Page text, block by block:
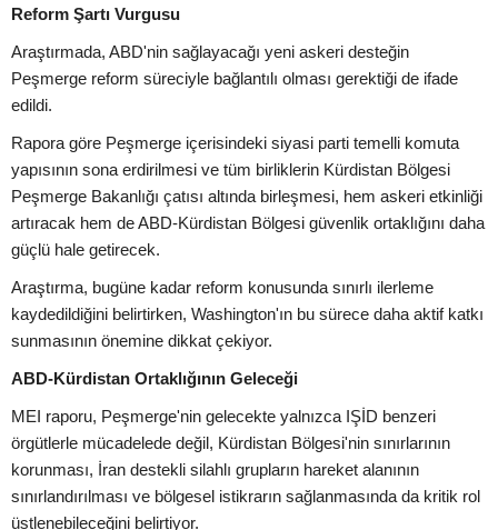
Reform Şartı Vurgusu
Araştırmada, ABD'nin sağlayacağı yeni askeri desteğin
Peşmerge reform süreciyle bağlantılı olması gerektiği de ifade
edildi.
Rapora göre Peşmerge içerisindeki siyasi parti temelli komuta
yapısının sona erdirilmesi ve tüm birliklerin Kürdistan Bölgesi
Peşmerge Bakanlığı çatısı altında birleşmesi, hem askeri etkinliği
artıracak hem de ABD-Kürdistan Bölgesi güvenlik ortaklığını daha
güçlü hale getirecek.
Araştırma, bugüne kadar reform konusunda sınırlı ilerleme
kaydedildiğini belirtirken, Washington'ın bu sürece daha aktif katkı
sunmasının önemine dikkat çekiyor.
ABD-Kürdistan Ortaklığının Geleceği
MEI raporu, Peşmerge'nin gelecekte yalnızca IŞİD benzeri
örgütlerle mücadelede değil, Kürdistan Bölgesi'nin sınırlarının
korunması, İran destekli silahlı grupların hareket alanının
sınırlandırılması ve bölgesel istikrarın sağlanmasında da kritik rol
üstlenebileceğini belirtiyor.